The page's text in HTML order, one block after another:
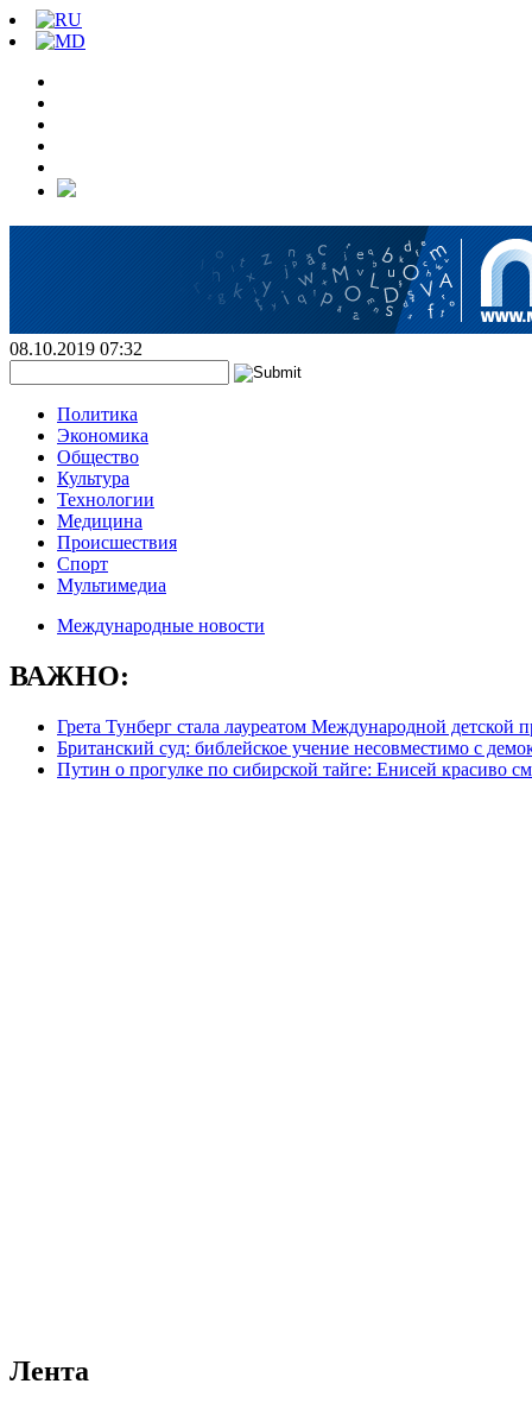
08.10.2019 07:32
Политика
Экономика
Общество
Культура
Технологии
Медицина
Происшествия
Спорт
Мультимедиа
Международные новости
ВАЖНО:
Грета Тунберг стала лауреатом Международной детской
Британский суд: библейское учение несовместимо с
Путин о прогулке по сибирской тайге: Енисей красиво
Лента